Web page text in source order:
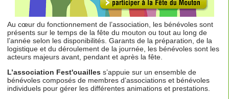
Au cœur du fonctionnement de l’association, les bénévoles sont
présents sur le temps de la fête du mouton ou tout au long de
l’année selon les disponibilités. Garants de la préparation, de la
logistique et du déroulement de la journée, les bénévoles sont les
acteurs majeurs avant, pendant et après la fête.
L’association Fest'ouailles s’appuie sur un ensemble de
bénévoles composés de membres d’associations et bénévoles
individuels pour gérer les différentes animations et prestations.